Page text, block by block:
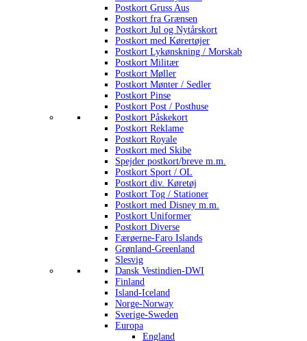
Postkort Gruss Aus
Postkort fra Grænsen
Postkort Jul og Nytårskort
Postkort med Kørertøjer
Postkort Lykønskning / Morskab
Postkort Militær
Postkort Møller
Postkort Mønter / Sedler
Postkort Pinse
Postkort Post / Posthuse
Postkort Påskekort
Postkort Reklame
Postkort Royale
Postkort med Skibe
Spejder postkort/breve m.m.
Postkort Sport / OL
Postkort div. Køretøj
Postkort Tog / Stationer
Postkort med Disney m.m.
Postkort Uniformer
Postkort Diverse
Færøerne-Faro Islands
Grønland-Greenland
Slesvig
Dansk Vestindien-DWI
Finland
Island-Iceland
Norge-Norway
Sverige-Sweden
Europa
England